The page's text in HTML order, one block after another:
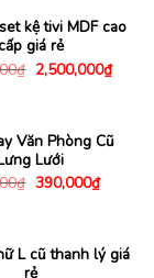
kệ tivi MDF cao
giá rẻ
₫ Giá
gốc
2,500,000₫Giá
hiện
Văn Phòng Cũ
Lưới
₫ Giá
390,000₫Giá
hiện
L cũ thanh lý giá
rẻ